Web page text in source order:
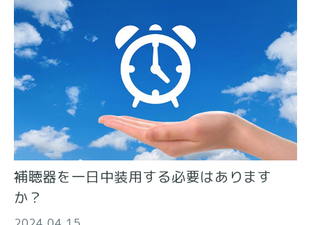
補聴器を一日中装用する必要はあります
か？